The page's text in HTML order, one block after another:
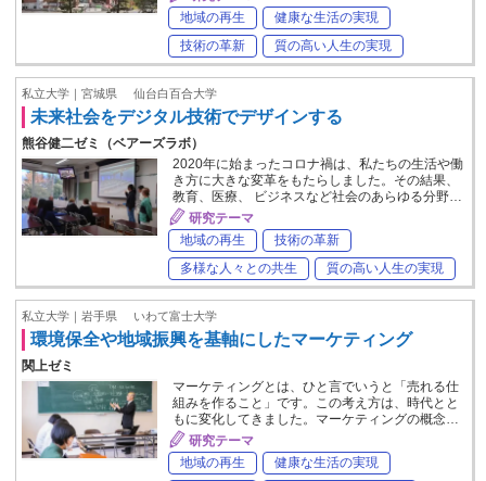
地域の再生
健康な生活の実現
技術の革新
質の高い人生の実現
私立大学｜宮城県 仙台白百合大学
未来社会をデジタル技術でデザインする
熊谷健二ゼミ（ベアーズラボ）
2020年に始まったコロナ禍は、私たちの生活や働
き方に大きな変革をもたらしました。その結果、
教育、医療、 ビジネスなど社会のあらゆる分野…
研究テーマ
地域の再生
技術の革新
多様な人々との共生
質の高い人生の実現
私立大学｜岩手県 いわて富士大学
環境保全や地域振興を基軸にしたマーケティング
関上ゼミ
マーケティングとは、ひと言でいうと「売れる仕
組みを作ること」です。この考え方は、時代とと
もに変化してきました。マーケティングの概念…
研究テーマ
地域の再生
健康な生活の実現